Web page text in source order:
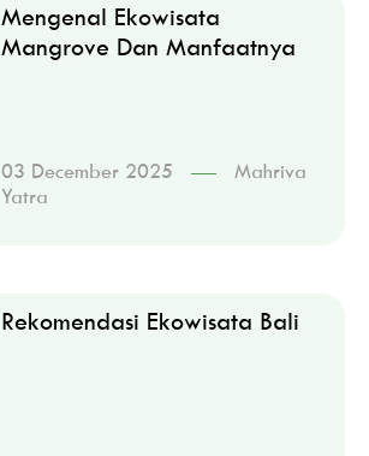
Mengenal Ekowisata
Mangrove Dan Manfaatnya
03 December 2025
Mahriva
Yatra
Rekomendasi Ekowisata Bali